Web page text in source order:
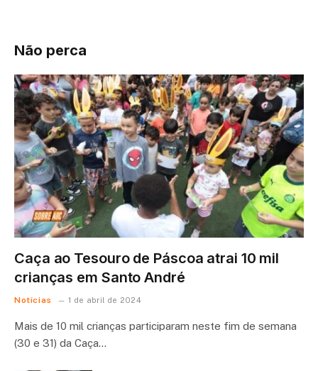
Não perca
Caça ao Tesouro de Páscoa atrai 10 mil
crianças em Santo André
Notícias 1 de abril de 2024
Mais de 10 mil crianças participaram neste fim de semana
(30 e 31) da Caça…